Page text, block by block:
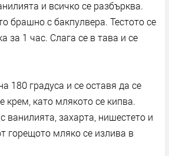
и всичко се разбърква.
брашно с бакпулвера. Тестото се
за 1 час. Слага се в тава и се
180 градуса и се оставя да се
крем, като млякото се кипва.
ванилията, захарта, нишестето и
горещото мляко се излива в